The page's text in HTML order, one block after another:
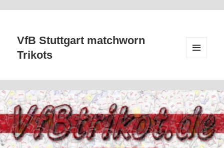
VfB Stuttgart matchworn
Trikots